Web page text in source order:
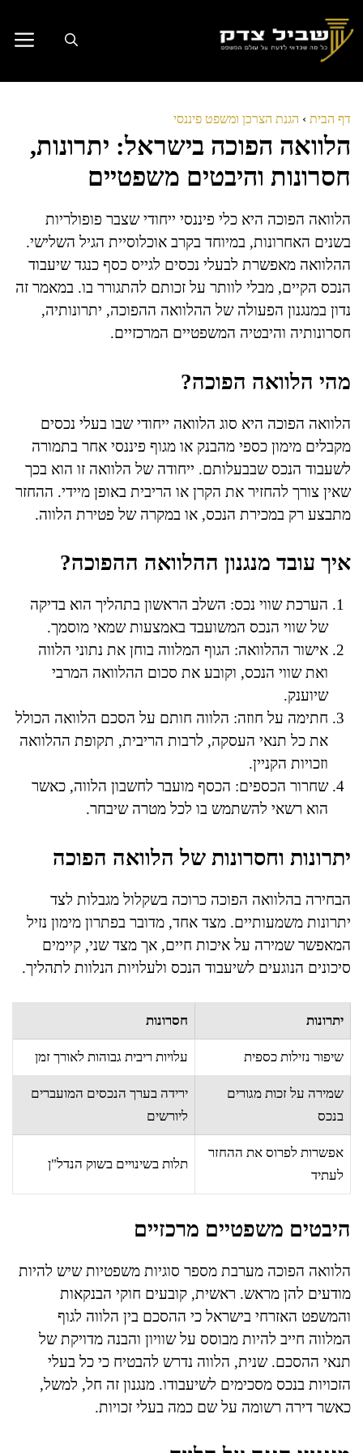
לתוכן
דף הבית › הגנת הצרכן ומשפט פיננסי
הלוואה הפוכה בישראל: יתרונות,
חסרונות והיבטים משפטיים
הלוואה הפוכה היא כלי פיננסי ייחודי שצבר פופולריות
בשנים האחרונות, במיוחד בקרב אוכלוסיית הגיל השלישי.
ההלוואה מאפשרת לבעלי נכסים לגייס כסף כנגד שיעבוד
הנכס הקיים, מבלי לוותר על זכותם להתגורר בו. במאמר זה
נדון במנגנון הפעולה של ההלוואה ההפוכה, יתרונותיה,
חסרונותיה והיבטיה המשפטיים המרכזיים.
מהי הלוואה הפוכה?
הלוואה הפוכה היא סוג הלוואה ייחודי שבו בעלי נכסים
מקבלים מימון כספי מהבנק או מגוף פיננסי אחר בתמורה
לשעבוד הנכס שבבעלותם. ייחודה של הלוואה זו הוא בכך
שאין צורך להחזיר את הקרן או הריבית באופן מיידי. ההחזר
מתבצע רק במכירת הנכס, או במקרה של פטירת הלווה.
איך עובד מנגנון ההלוואה ההפוכה?
הערכת שווי נכס: השלב הראשון בתהליך הוא בדיקה
של שווי הנכס המשועבד באמצעות שמאי מוסמך.
אישור ההלוואה: הגוף המלווה בוחן את נתוני הלווה
ואת שווי הנכס, וקובע את סכום ההלוואה המרבי
שיוענק.
חתימה על חוזה: הלווה חותם על הסכם הלוואה הכולל
את כל תנאי העסקה, לרבות הריבית, תקופת ההלוואה
וזכויות הקניין.
שחרור הכספים: הכסף מועבר לחשבון הלווה, כאשר
הוא רשאי להשתמש בו לכל מטרה שיבחר.
יתרונות וחסרונות של הלוואה הפוכה
הבחירה בהלוואה הפוכה כרוכה בשקלול מגבלות לצד
יתרונות משמעותיים. מצד אחד, מדובר בפתרון מימון נזיל
המאפשר שמירה על איכות חיים, אך מצד שני, קיימים
סיכונים הנוגעים לשיעבוד הנכס ולעלויות הנלוות לתהליך.
יתרונות חסרונות
שיפור נזילות כספית עלויות ריבית גבוהות לאורך זמן
שמירה על זכות מגורים
בנכס
ירידה בערך הנכסים המועברים
ליורשים
אפשרות לפרוס את ההחזר
לעתיד
תלות בשינויים בשוק הנדל"ן
היבטים משפטיים מרכזיים
הלוואה הפוכה מערבת מספר סוגיות משפטיות שיש להיות
מודעים להן מראש. ראשית, קובעים חוקי הבנקאות
והמשפט האזרחי בישראל כי ההסכם בין הלווה לגוף
המלווה חייב להיות מבוסס על שוויון והבנה מדויקת של
תנאי ההסכם. שנית, הלווה נדרש להבטיח כי כל בעלי
הזכויות בנכס מסכימים לשיעבודו. מנגנון זה חל, למשל,
כאשר דירה רשומה על שם כמה בעלי זכויות.